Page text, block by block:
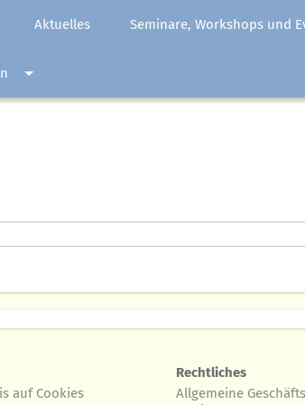
Aktuelles Seminare, Workshops und
auf Cookies
Rechtliches
Allgemeine